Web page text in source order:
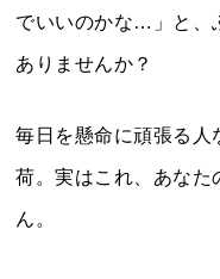
でいいのかな…」と、
ありませんか？
毎日を懸命に頑張る人
荷。実はこれ、あなた
ん。